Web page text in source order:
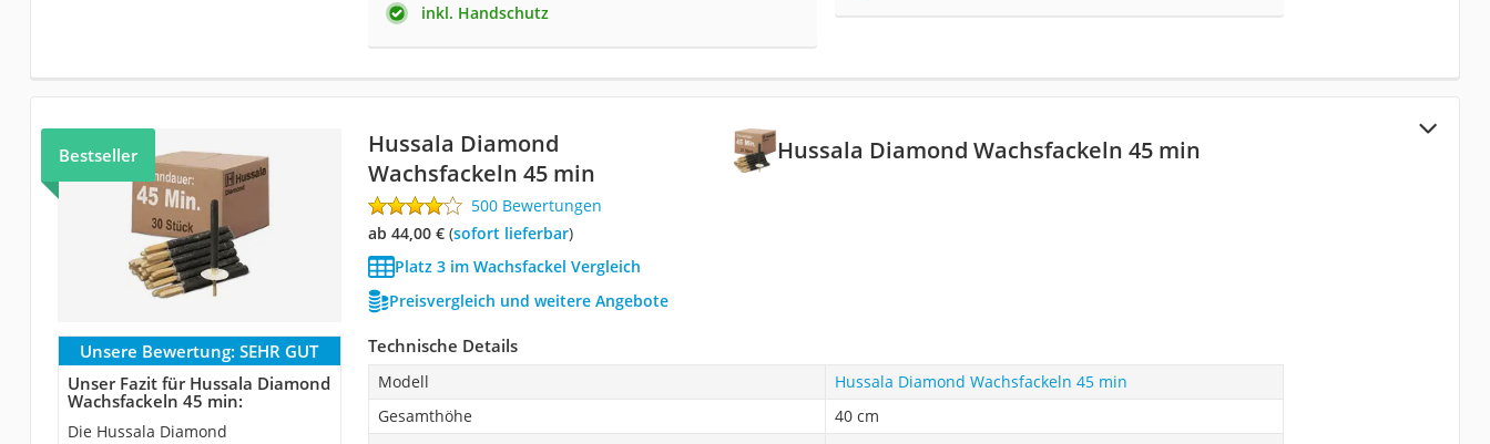
inkl. Handschutz
Hussala Diamond Wachsfackeln 45 min
Bestseller
Hussala Diamond
Wachsfackeln 45 min
500 Bewertungen
ab 44,00 €( Sofort lieferbar)
Platz 3 im Wachsfackel Vergleich
Preisvergleich und weitere Angebote
Unsere Bewertung: SEHR GUT
Unser Fazit für Hussala Diamond
Wachsfackeln 45 min:
Die Hussala Diamond
Technische Details
Modell
Hussala Diamond Wachsfackeln 45 min
Gesamthöhe
40 cm